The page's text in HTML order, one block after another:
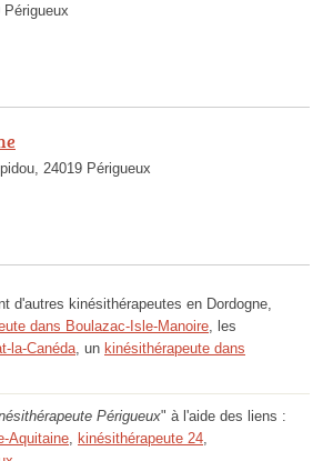
24019 Périgueux
d'autres kinésithérapeutes en Dordogne,
dans Boulazac-Isle-Manoire, les
la-Canéda, un kinésithérapeute dans
Périgueux" à l'aide des liens :
Aquitaine, kinésithérapeute 24,